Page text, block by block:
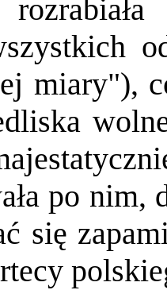
miary"),
po nim,
się